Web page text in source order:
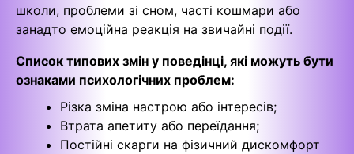
школи, проблеми зі сном, часті кошмари або
занадто емоційна реакція на звичайні події.
Список типових змін у поведінці, які можуть бути
ознаками психологічних проблем:
Різка зміна настрою або інтересів;
Втрата апетиту або переїдання;
Постійні скарги на фізичний дискомфорт